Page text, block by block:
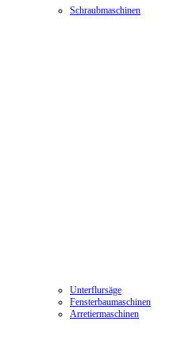
Schraubmaschinen
Unterflursäge
Fensterbaumaschinen
Arretiermaschinen